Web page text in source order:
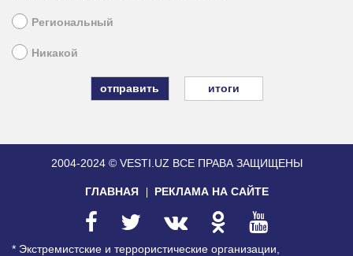
Региональный
Никакой
итоги
2004-2024 © VESTI.UZ ВСЕ ПРАВА ЗАЩИЩЕНЫ
ГЛАВНАЯ РЕКЛАМА НА САЙТЕ
* Экстремистские и террористические организации,